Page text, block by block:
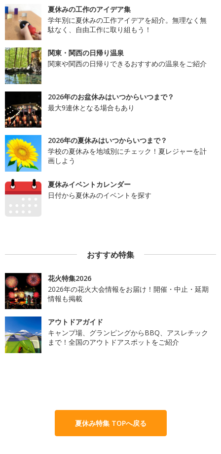
夏休みの工作のアイデア集
学年別に夏休みの工作アイデアを紹介。無理なく無
駄なく、自由工作に取り組もう！
関東・関西の日帰り温泉
関東や関西の日帰りできるおすすめの温泉をご紹介
2026年のお盆休みはいつからいつまで？
最大9連休となる場合もあり
2026年の夏休みはいつからいつまで？
学校の夏休みを地域別にチェック！夏レジャーを計
画しよう
夏休みイベントカレンダー
日付から夏休みのイベントを探す
おすすめ特集
花火特集2026
2026年の花火大会情報をお届け！開催・中止・延期
情報も掲載
アウトドアガイド
キャンプ場、グランピングからBBQ、アスレチック
まで！全国のアウトドアスポットをご紹介
夏休み特集 TOPへ戻る